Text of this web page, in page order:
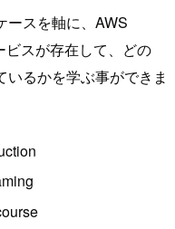
ースを軸に、AWS
スが存在して、どの
るかを学ぶ事ができま